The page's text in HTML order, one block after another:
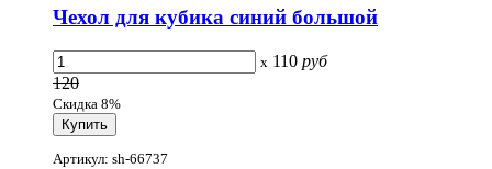
Чехол для кубика синий большой
x 110 руб
120
Скидка 8%
Артикул: sh-66737